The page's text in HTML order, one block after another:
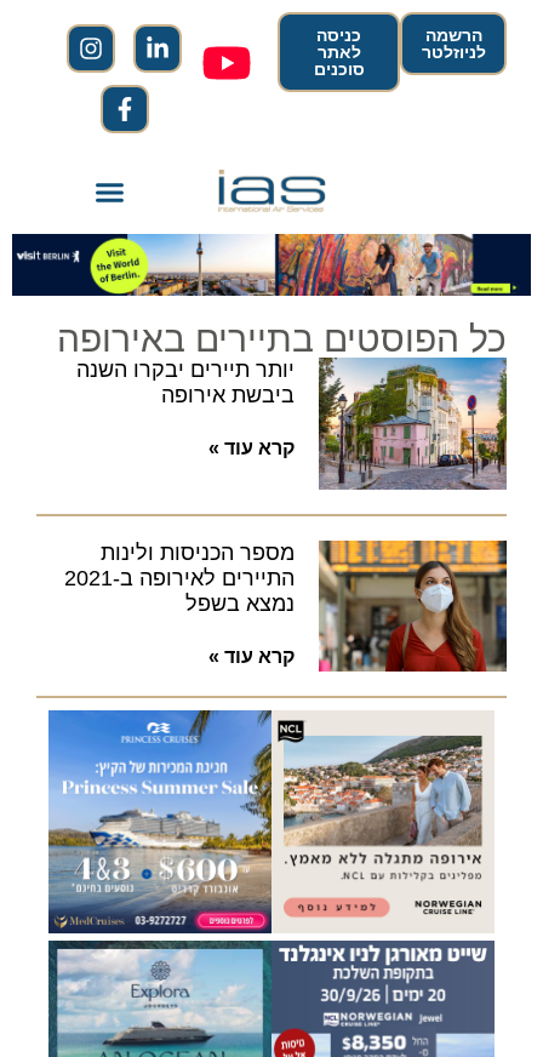
הרשמה
לניוזלטר
כניסה
לאתר
סוכנים
כל הפוסטים בתיירים באירופה
יותר תיירים יבקרו השנה
ביבשת אירופה
קרא עוד »
מספר הכניסות ולינות
התיירים לאירופה ב-2021
נמצא בשפל
קרא עוד »